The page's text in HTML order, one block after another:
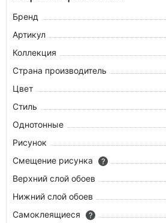
Бренд
Артикул
Коллекция
Страна производитель
Цвет
Стиль
Однотонные
Рисунок
Смещение рисунка
?
Верхний слой обоев
Нижний слой обоев
Самоклеящиеся
?